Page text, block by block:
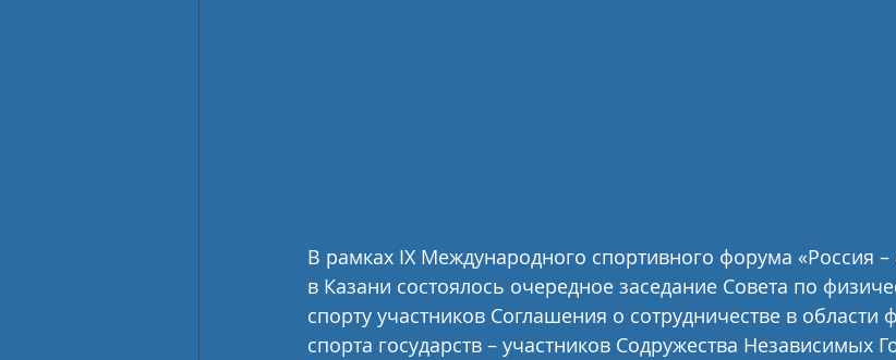
В рамках IX Международного спортивного форума «Россия
в Казани состоялось очередное заседание Совета по
спорту участников Соглашения о сотрудничестве в области
спорта государств – участников Содружества Независимых